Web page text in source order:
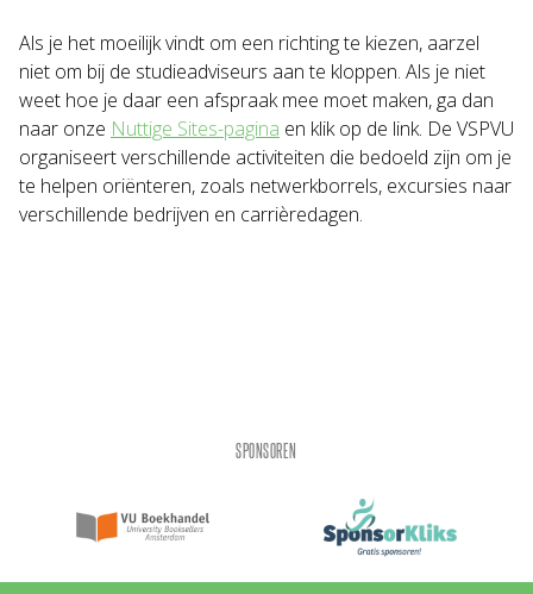
Als je het moeilijk vindt om een richting te kiezen, aarzel
niet om bij de studieadviseurs aan te kloppen. Als je niet
weet hoe je daar een afspraak mee moet maken, ga dan
naar onze Nuttige Sites-pagina en klik op de link. De VSPVU
organiseert verschillende activiteiten die bedoeld zijn om je
te helpen oriënteren, zoals netwerkborrels, excursies naar
verschillende bedrijven en carrièredagen.
SPONSOREN